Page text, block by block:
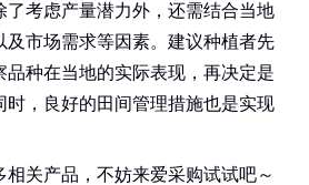
了考虑产量潜力外，还需结合当地
及市场需求等因素。建议种植者先
品种在当地的实际表现，再决定是
时，良好的田间管理措施也是实现
关产品，不妨来爱采购试试吧～